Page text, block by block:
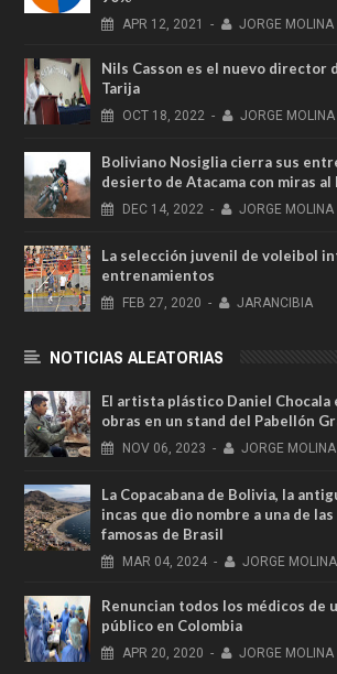
APR 12, 2021 - JORGE MOLINA
Nils Casson es el nuevo director
Tarija
OCT 18, 2022 - JORGE MOLINA
Boliviano Nosiglia cierra sus
desierto de Atacama con miras al
DEC 14, 2022 - JORGE MOLINA
La selección juvenil de voleibol
entrenamientos
FEB 27, 2020 - JARANCIBIA
NOTICIAS ALEATORIAS
El artista plástico Daniel Chocala
obras en un stand del Pabellón
NOV 06, 2023 - JORGE MOLINA
La Copacabana de Bolivia, la
incas que dio nombre a una de las
famosas de Brasil
MAR 04, 2024 - JORGE MOLINA
Renuncian todos los médicos de
público en Colombia
APR 20, 2020 - JORGE MOLINA